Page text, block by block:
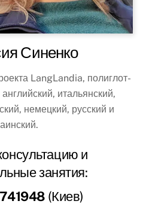
Синенко
LangLandia, полиглот-
итальянский,
немецкий, русский и
и
занятия:
(Киев)